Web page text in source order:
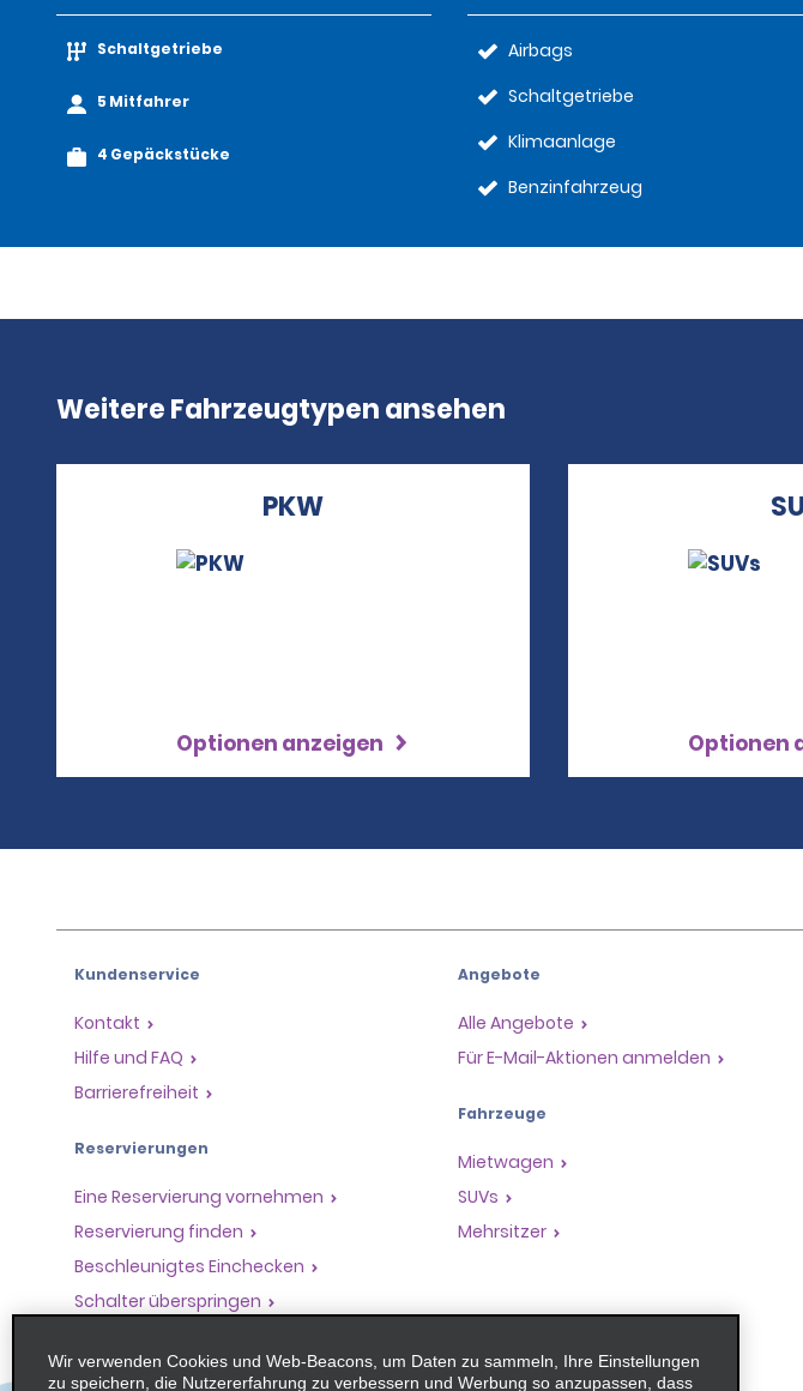
Schaltgetriebe
5 Mitfahrer
4 Gepäckstücke
Airbags
Schaltgetriebe
Klimaanlage
Benzinfahrzeug
Weitere Fahrzeugtypen ansehen
PKW
Optionen anzeigen Optionen
Kundenservice
Kontakt
Hilfe und FAQ
Barrierefreiheit
Reservierungen
Eine Reservierung vornehmen
Reservierung finden
Beschleunigtes Einchecken
Schalter überspringen
Angebote
Alle Angebote
Für E-Mail-Aktionen anmelden
Fahrzeuge
Mietwagen
SUVs
Mehrsitzer
Wir verwenden Cookies und Web-Beacons, um Daten zu sammeln, Ihre Einstellungen
zu speichern, die Nutzererfahrung zu verbessern und Werbung so anzupassen, dass